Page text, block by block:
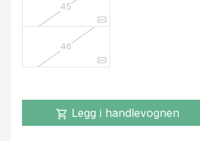
45
46
shopping_cart Legg i handlevognen